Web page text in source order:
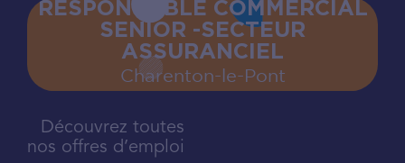
RESPONSABLE COMMERCIAL
SENIOR -SECTEUR
ASSURANCIEL
Charenton‍-‍le‍-‍Pont
Découvrez toutes
nos offres d’emploi